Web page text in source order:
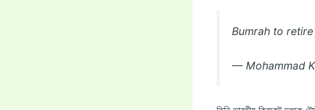
Bumrah to
— Mohammad